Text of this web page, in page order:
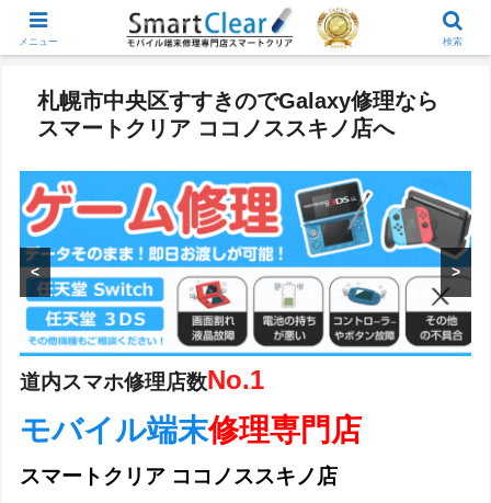
札幌市中央区すすきのでGalaxy修理なら
スマートクリア ココノススキノ店へ
支払い.comは、担保不要でオフィスにいながら60秒で資金調
達を実現する、オンライン完結型の資金繰り改善サービスで
す。
< >
道内スマホ修理店数No.1
モバイル端末修理専門店
スマートクリア ココノススキノ店
メニュー 検索